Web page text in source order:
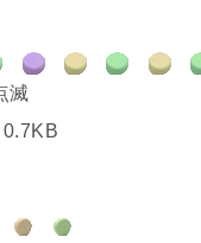
滅